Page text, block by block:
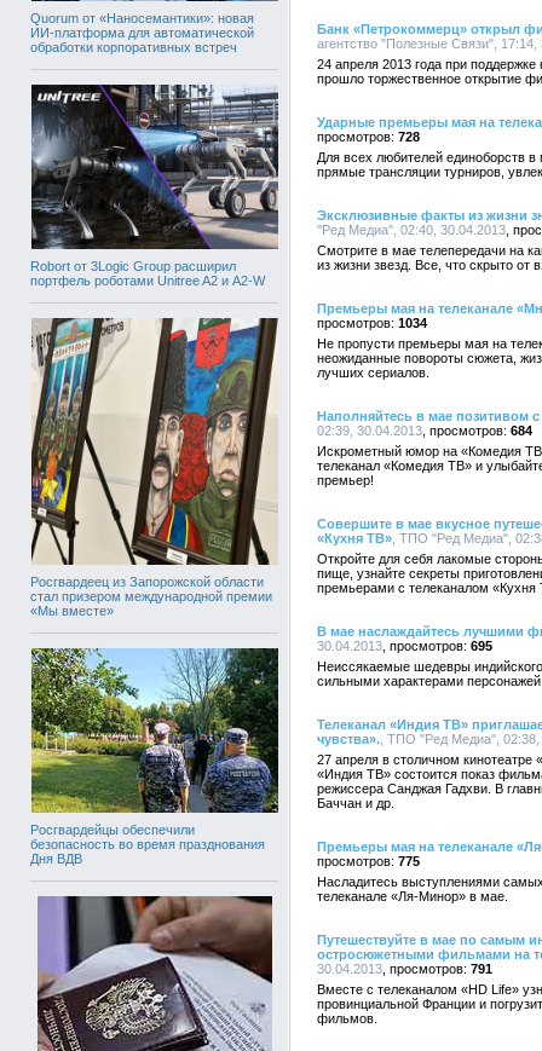
Quorum от «Наносемантики»: новая
ИИ-платформа для автоматической
обработки корпоративных встреч
Robort от 3Logic Group расширил
портфель роботами Unitree A2 и A2-W
Росгвардеец из Запорожской области
стал призером международной премии
«Мы вместе»
Росгвардейцы обеспечили
безопасность во время празднования
Дня ВДВ
Банк «Петрокоммерц» открыл
агентство "Полезные Связи", 17:14,
24 апреля 2013 года при
прошло торжественное открытие
Ударные премьеры мая на
728
Для всех любителей единоборств
прямые трансляции турниров,
Эксклюзивные факты из жизни
"Ред Медиа", 02:40, 30.04.2013
Смотрите в мае телепередачи на
из жизни звезд. Все, что скрыто от
Премьеры мая на телеканале
1034
Не пропусти премьеры мая на
неожиданные повороты сюжета,
лучших сериалов.
Наполняйтесь в мае позитивом
02:39, 30.04.2013
684
Искрометный юмор на «Комедия
телеканал «Комедия ТВ» и
премьер!
Совершите в мае вкусное
«Кухня ТВ» , ТПО "Ред Медиа",
Откройте для себя лакомые
пище, узнайте секреты
премьерами с телеканалом «Кухня
В мае наслаждайтесь лучшими
30.04.2013
695
Неиссякаемые шедевры
сильными характерами
Телеканал «Индия ТВ»
чувства». , ТПО "Ред Медиа", 02:38,
27 апреля в столичном
«Индия ТВ» состоится показ
режиссера Санджая Гадхви. В
Баччан и др.
Премьеры мая на телеканале
775
Насладитесь выступлениями
телеканале «Ля-Минор» в мае.
Путешествуйте в мае по самым
остросюжетными фильмами на
30.04.2013
791
Вместе с телеканалом «HD Life»
провинциальной Франции и
фильмов.